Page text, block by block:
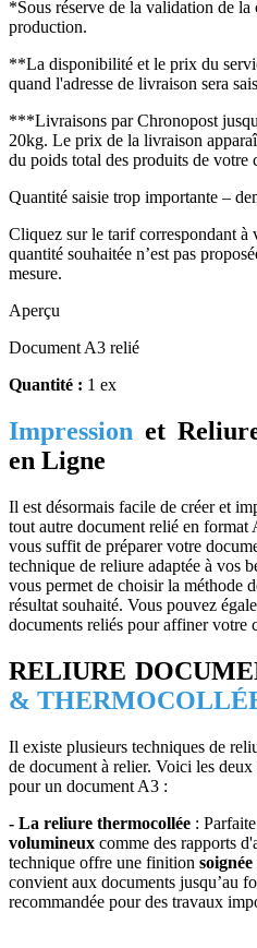
*Sous réserve de la validation de
production.
**La disponibilité et le prix du
quand l'adresse de livraison sera
***Livraisons par Chronopost
20kg. Le prix de la livraison
du poids total des produits de votre
Quantité saisie trop importante –
Cliquez sur le tarif correspondant à
quantité souhaitée n’est pas
mesure.
Aperçu
Document A3 relié
Quantité : 1 ex
Impression et
en Ligne
Il est désormais facile de créer et
tout autre document relié en format
vous suffit de préparer votre
technique de reliure adaptée à vos
vous permet de choisir la méthode
résultat souhaité. Vous pouvez
documents reliés pour affiner votre
RELIURE
&
Il existe plusieurs techniques de
de document à relier. Voici les
pour un document A3 :
- La reliure thermocollée :
volumineux comme des rapports
technique offre une finition
convient aux documents jusqu’au
recommandée pour des travaux